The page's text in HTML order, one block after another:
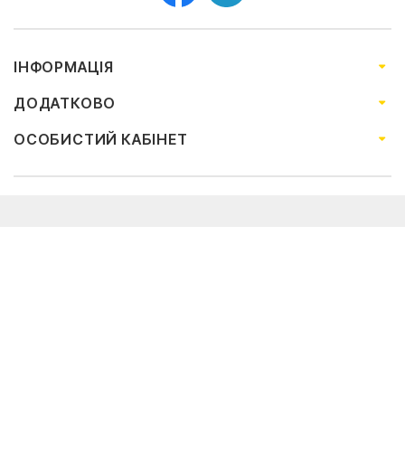
ІНФОРМАЦІЯ
ДОДАТКОВО
ОСОБИСТИЙ КАБІНЕТ